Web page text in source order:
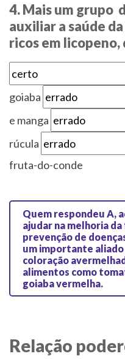
4. Mais um grupo
auxiliar a saúde
ricos em licopeno,
goiaba
e manga
rúcula
fruta-do-conde
Quem respondeu A,
ajudar na melhoria
prevenção de
um importante aliado
coloração
alimentos como
goiaba vermelha.
Relação